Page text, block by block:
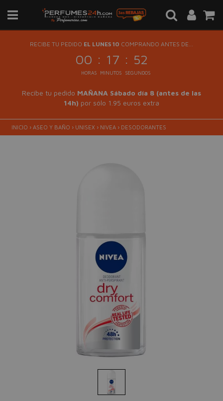
RECIBE TU PEDIDO EL LUNES 10 COMPRANDO ANTES DE...
00 : 17 : 52
HORAS MINUTOS SEGUNDOS
Recibe tu pedido MAÑANA Sábado día 8 (antes de las
14h) por sólo 1.95 euros extra
INICIO › ASEO Y BAÑO › UNISEX › NIVEA › DESODORANTES